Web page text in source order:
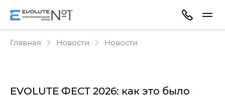
Главная Новости Новости
EVOLUTE ФЕСТ 2026: как это было